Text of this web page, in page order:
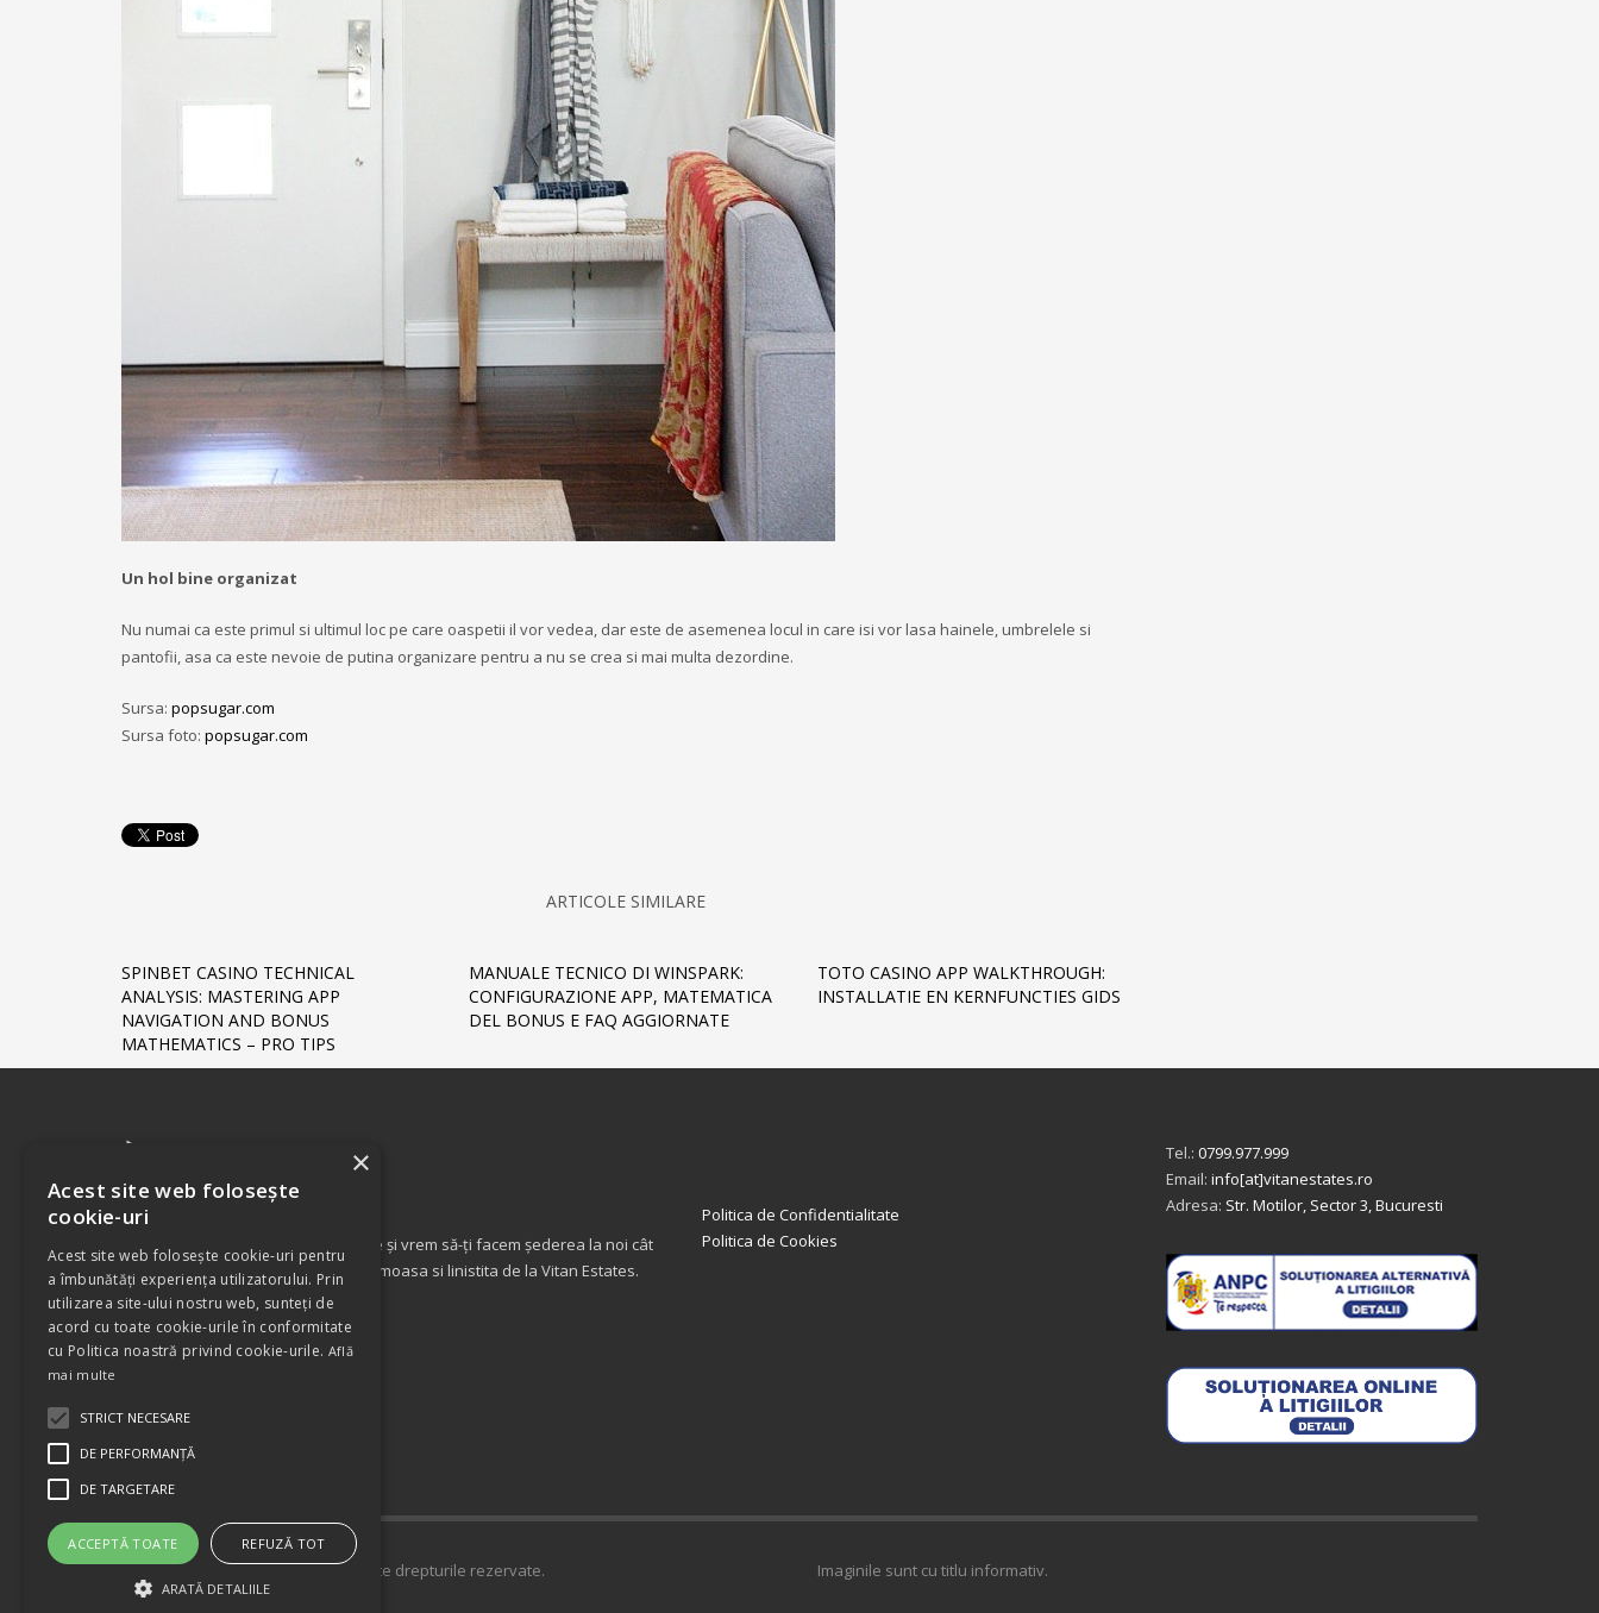
Un hol bine organizat
Nu numai ca este primul si ultimul loc pe care oaspetii il vor vedea, dar este de asemenea locul in care isi vor lasa hainele, umbrelele si
pantofii, asa ca este nevoie de putina organizare pentru a nu se crea si mai multa dezordine.
Sursa: popsugar.com
Sursa foto: popsugar.com
ARTICOLE SIMILARE
SPINBET CASINO TECHNICAL
ANALYSIS: MASTERING APP
NAVIGATION AND BONUS
MATHEMATICS – PRO TIPS
MANUALE TECNICO DI WINSPARK:
CONFIGURAZIONE APP, MATEMATICA
DEL BONUS E FAQ AGGIORNATE
TOTO CASINO APP WALKTHROUGH:
INSTALLATIE EN KERNFUNCTIES GIDS
Suntem adepții serviciilor de calitate și vrem să-ți facem șederea la noi cât
mai plăcută. Bucurati-va de viata frumoasa si linistita de la Vitan Estates.
Politica de Confidentialitate
Politica de Cookies
Tel.: 0799.977.999
Email: info[at]vitanestates.ro
Adresa: Str. Motilor, Sector 3, Bucuresti
Copyright © 2021 Vitan Estates. Toate drepturile rezervate.
Developed by Happy Advertising
Imaginile sunt cu titlu informativ.
×
Acest site web folosește
cookie-uri
Acest site web folosește cookie-uri pentru
a îmbunătăți experiența utilizatorului. Prin
utilizarea site-ului nostru web, sunteți de
acord cu toate cookie-urile în conformitate
cu Politica noastră privind cookie-urile. Află
mai multe
STRICT NECESARE
DE PERFORMANȚĂ
DE TARGETARE
ACCEPTĂ TOATE REFUZĂ TOT
ARATĂ DETALIILE